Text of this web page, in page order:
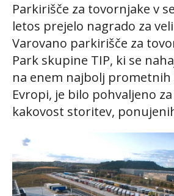
Parkirišče za tovornjake v
letos prejelo nagrado za
Varovano parkirišče za
Park skupine TIP, ki se
na enem najbolj prometnih
Evropi, je bilo pohvaljeno
kakovost storitev,